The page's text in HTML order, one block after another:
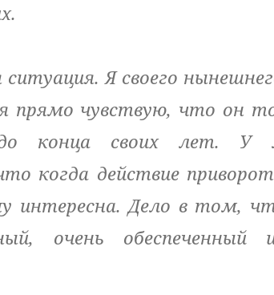
Я своего
прямо чувствую, что он
конца своих лет. У
когда действие
интересна. Дело в том,
очень обеспеченный